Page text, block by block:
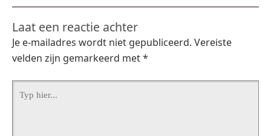
Laat een reactie achter
Je e-mailadres wordt niet gepubliceerd. Vereiste
velden zijn gemarkeerd met*
hier...